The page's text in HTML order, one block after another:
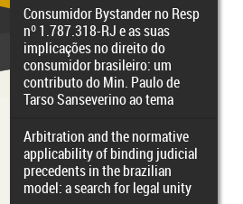
Consumidor Bystander no Resp
nº 1.787.318-RJ e as suas
implicações no direito do
consumidor brasileiro: um
contributo do Min. Paulo de
Tarso Sanseverino ao tema
Arbitration and the normative
applicability of binding judicial
precedents in the brazilian
model: a search for legal unity